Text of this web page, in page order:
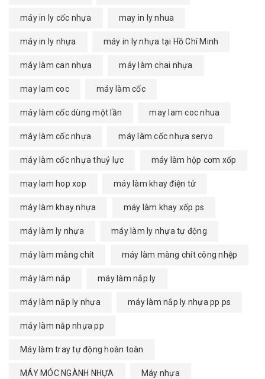
máy in ly cốc nhựa may in ly nhua
máy in ly nhựa máy in ly nhựa tại Hồ Chí Minh
máy làm can nhựa máy làm chai nhựa
may lam coc máy làm cốc
máy làm cốc dùng một lần may lam coc nhua
máy làm cốc nhựa máy làm cốc nhựa servo
máy làm cốc nhựa thuỷ lực máy làm hộp cơm xốp
may lam hop xop máy làm khay điện tử
máy làm khay nhựa máy làm khay xốp ps
máy làm ly nhựa máy làm ly nhựa tự động
máy làm màng chít máy làm màng chít công nhệp
máy làm nắp máy làm nắp ly
máy làm nắp ly nhựa máy làm nắp ly nhựa pp ps
máy làm nắp nhựa pp
Máy làm tray tự động hoàn toàn
MÁY MÓC NGÀNH NHỰA Máy nhựa